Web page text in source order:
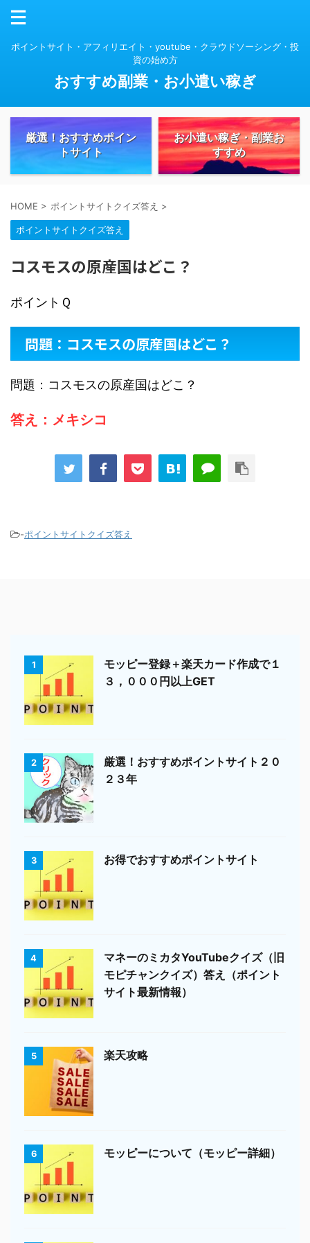
ポイントサイト・アフィリエイト・youtube・クラウドソーシング・投
資の始め方
おすすめ副業・お小遣い稼ぎ
厳選！おすすめポイン
トサイト
お小遣い稼ぎ・副業お
すすめ
HOME > ポイントサイトクイズ答え >
ポイントサイトクイズ答え
コスモスの原産国はどこ？
ポイントＱ
問題：コスモスの原産国はどこ？
問題：コスモスの原産国はどこ？
答え：メキシコ
-ポイントサイトクイズ答え
1
モッピー登録＋楽天カード作成で１
３，０００円以上GET
2
厳選！おすすめポイントサイト２０
２３年
3 お得でおすすめポイントサイト
4
マネーのミカタYouTubeクイズ（旧
モピチャンクイズ）答え（ポイント
サイト最新情報）
5 楽天攻略
6 モッピーについて（モッピー詳細）